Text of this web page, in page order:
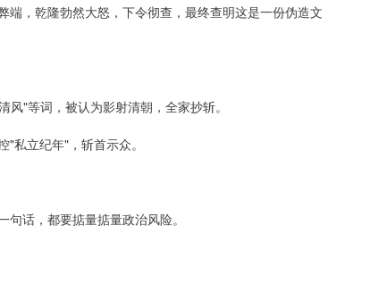
，乾隆勃然大怒，下令彻查，最终查明这是一份伪造文
"等词，被认为影射清朝，全家抄斩。
私立纪年"，斩首示众。
话，都要掂量掂量政治风险。